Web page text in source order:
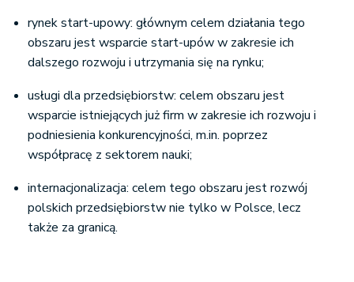
rynek start-upowy: głównym celem działania tego
obszaru jest wsparcie start-upów w zakresie ich
dalszego rozwoju i utrzymania się na rynku;
usługi dla przedsiębiorstw: celem obszaru jest
wsparcie istniejących już firm w zakresie ich rozwoju i
podniesienia konkurencyjności, m.in. poprzez
współpracę z sektorem nauki;
internacjonalizacja: celem tego obszaru jest rozwój
polskich przedsiębiorstw nie tylko w Polsce, lecz
także za granicą.